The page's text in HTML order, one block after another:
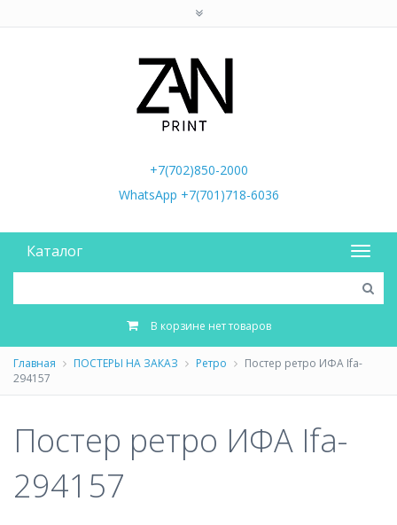
+7(702)850-2000
WhatsApp +7(701)718-6036
Каталог
В корзине нет товаров
Главная ПОСТЕРЫ НА ЗАКАЗ Ретро
Постер ретро ИФА Ifa-
294157
Постер ретро ИФА Ifa-
294157